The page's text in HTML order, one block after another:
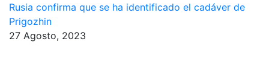
Rusia confirma que se ha identificado el cadáver de
Prigozhin
27 Agosto, 2023